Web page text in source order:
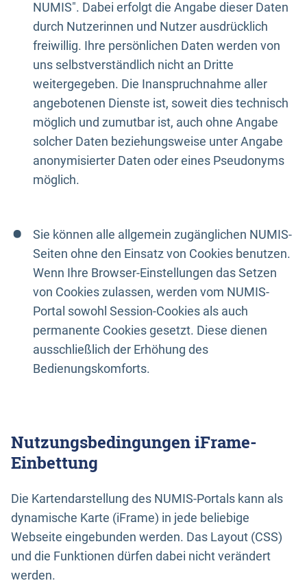
NUMIS". Dabei erfolgt die Angabe dieser Daten
durch Nutzerinnen und Nutzer ausdrücklich
freiwillig. Ihre persönlichen Daten werden von
uns selbstverständlich nicht an Dritte
weitergegeben. Die Inanspruchnahme aller
angebotenen Dienste ist, soweit dies technisch
möglich und zumutbar ist, auch ohne Angabe
solcher Daten beziehungsweise unter Angabe
anonymisierter Daten oder eines Pseudonyms
möglich.
Sie können alle allgemein zugänglichen NUMIS-
Seiten ohne den Einsatz von Cookies benutzen.
Wenn Ihre Browser-Einstellungen das Setzen
von Cookies zulassen, werden vom NUMIS-
Portal sowohl Session-Cookies als auch
permanente Cookies gesetzt. Diese dienen
ausschließlich der Erhöhung des
Bedienungskomforts.
Nutzungsbedingungen iFrame-
Einbettung
Die Kartendarstellung des NUMIS-Portals kann als
dynamische Karte (iFrame) in jede beliebige
Webseite eingebunden werden. Das Layout (CSS)
und die Funktionen dürfen dabei nicht verändert
werden.